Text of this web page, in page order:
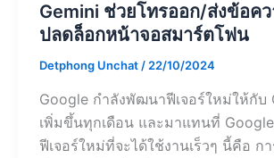
Gemini ช่วยโทรออก/ส่งข้อค
ปลดล็อกหน้าจอสมาร์ตโฟน
Detphong Unchat / 22/10/2024
Google กำลังพัฒนาฟีเจอร์ใหม่ให้กับ
เพิ่มขึ้นทุกเดือน และมาแทนที่
ฟีเจอร์ใหม่ที่จะได้ใช้งานเร็วๆ นี้คือ ก